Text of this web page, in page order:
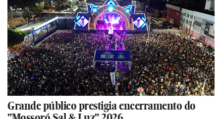
Grande público prestigia encerramento do